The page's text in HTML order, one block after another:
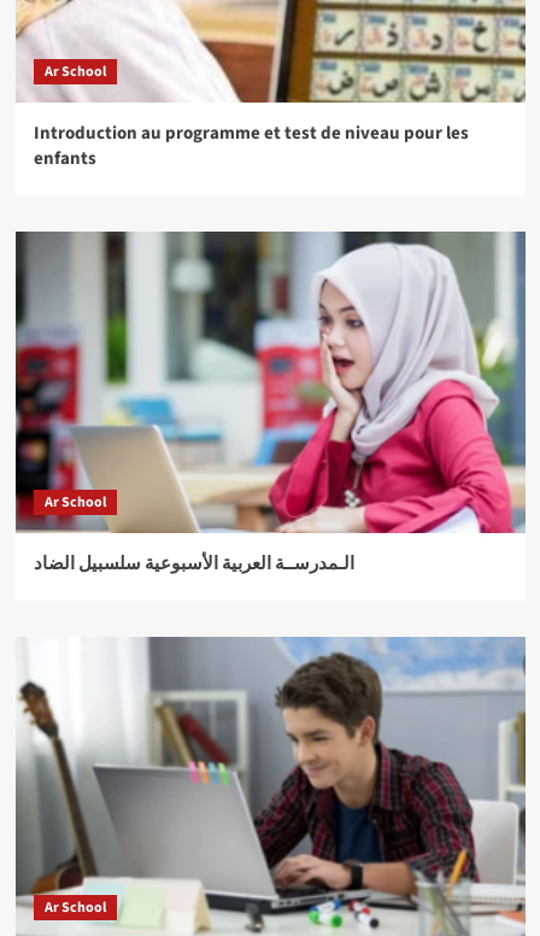
Ar School
Introduction au programme et test de niveau pour les
enfants
Ar School
الـمدرســة العربية الأسبوعية سلسبيل الضاد
Ar School